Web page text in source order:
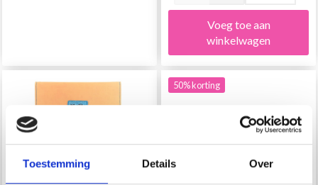
Toestemming Details Over
Voeg toe aan
winkelwagen
50% korting